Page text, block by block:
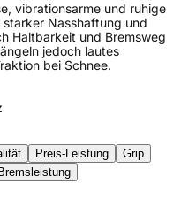
vibrationsarme und ruhige
Nasshaftung und
Haltbarkeit und Bremsweg
jedoch lautes
bei Schnee.
Preis-Leistung
Grip
Bremsleistung